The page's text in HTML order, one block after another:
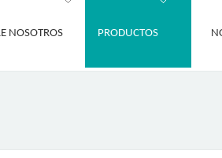
NOSOTROS PRODUCTOS